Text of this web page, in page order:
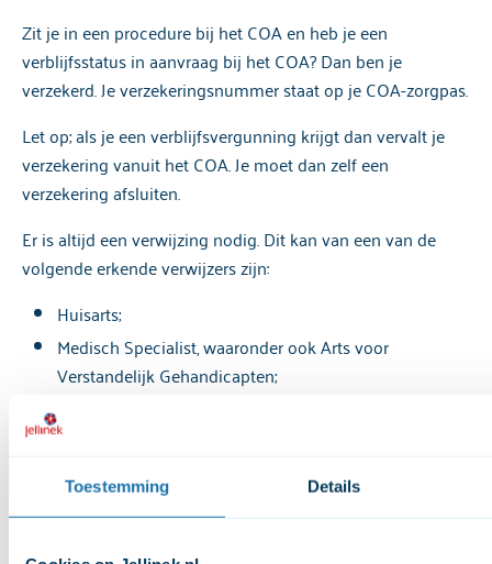
Toestemming Details
Zit je in een procedure bij het COA en heb je een
verblijfsstatus in aanvraag bij het COA? Dan ben je
verzekerd. Je verzekeringsnummer staat op je COA-zorgpas.
Let op; als je een verblijfsvergunning krijgt dan vervalt je
verzekering vanuit het COA. Je moet dan zelf een
verzekering afsluiten.
Er is altijd een verwijzing nodig. Dit kan van een van de
volgende erkende verwijzers zijn:
Huisarts;
Medisch Specialist, waaronder ook Arts voor
Verstandelijk Gehandicapten;
Bedrijfsarts;
SEH arts;